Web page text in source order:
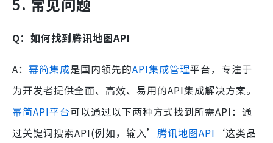
Q： 如何找到腾讯地图API
A： 幂简集成是国内领先的API集成管理平台，专注于
为开发者提供全面、高效、易用的API集成解决方案。
幂简API平台可以通过以下两种方式找到所需API：通
过关键词搜索API(例如，输入’ 腾讯地图API ‘这类品